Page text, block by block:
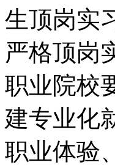
生顶岗实
严格顶岗
职业院校
建专业化
职业体验